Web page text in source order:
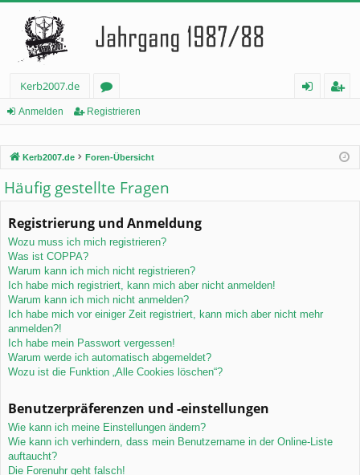
Kerb2007.de
or
rie
Anmelden Registrieren
Kerb2007.de Foren-Übersicht
Häufig gestellte Fragen
Registrierung und Anmeldung
Wozu muss ich mich registrieren?
Was ist COPPA?
Warum kann ich mich nicht registrieren?
Ich habe mich registriert, kann mich aber nicht anmelden!
Warum kann ich mich nicht anmelden?
Ich habe mich vor einiger Zeit registriert, kann mich aber nicht mehr
anmelden?!
Ich habe mein Passwort vergessen!
Warum werde ich automatisch abgemeldet?
Wozu ist die Funktion „Alle Cookies löschen“?
Benutzerpräferenzen und -einstellungen
Wie kann ich meine Einstellungen ändern?
Wie kann ich verhindern, dass mein Benutzername in der Online-Liste
auftaucht?
Die Forenuhr geht falsch!